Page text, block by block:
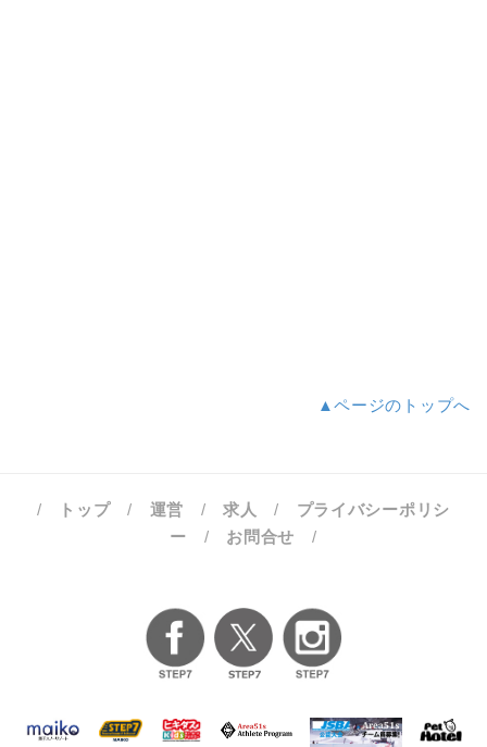
▲ページのトップへ
/ トップ/ 運営 /求人 / プライバシーポリシ
ー / お問合せ /